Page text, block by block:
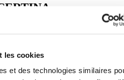
les cookies
et des technologies similaires